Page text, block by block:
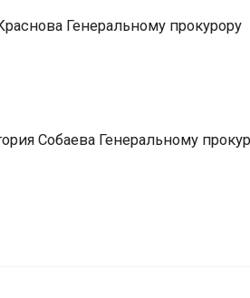
Генеральному прокурору
Собаева Генеральному